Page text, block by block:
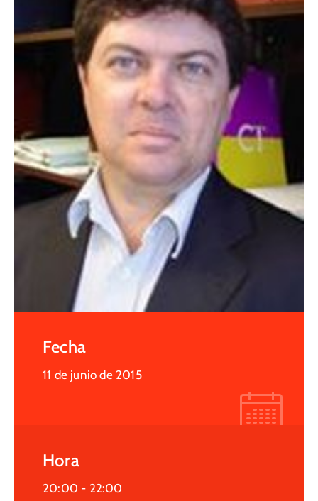
Fecha
11 de junio de 2015
Hora
20:00 - 22:00